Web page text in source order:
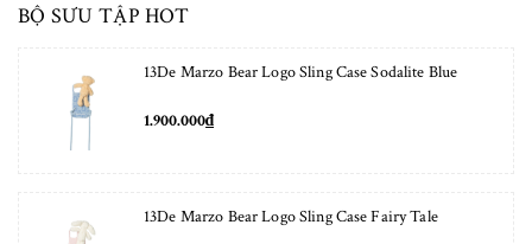
BỘ SƯU TẬP HOT
13De Marzo Bear Logo Sling Case Sodalite Blue
1.900.000₫
13De Marzo Bear Logo Sling Case Fairy Tale